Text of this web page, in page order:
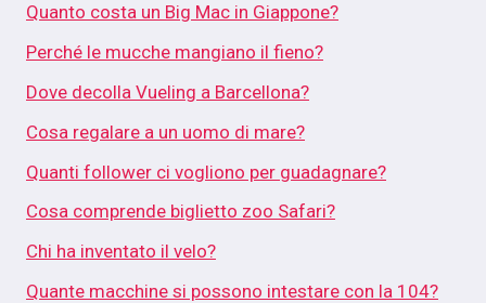
Quanto costa un Big Mac in Giappone?
Perché le mucche mangiano il fieno?
Dove decolla Vueling a Barcellona?
Cosa regalare a un uomo di mare?
Quanti follower ci vogliono per guadagnare?
Cosa comprende biglietto zoo Safari?
Chi ha inventato il velo?
Quante macchine si possono intestare con la 104?